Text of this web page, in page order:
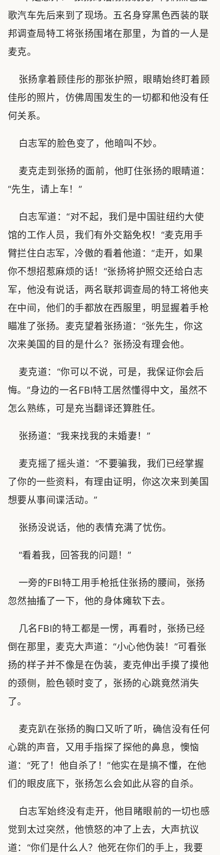
歌汽车先后来到了现场。五名身穿黑色西装的联
邦调查局特工将张扬围堵在那里，为首的一人是
麦克。
张扬拿着顾佳彤的那张护照，眼睛始终盯着顾
佳彤的照片，仿佛周围发生的一切都和他没有任
何关系。
白志军的脸色变了，他暗叫不妙。
麦克走到张扬的面前，他盯住张扬的眼睛道：
“先生，请上车！”
白志军道：“对不起，我们是中国驻纽约大使
馆的工作人员，我们有外交豁免权！“麦克用手
臂拦住白志军，冷傲的看着他道：“走开，如果
你不想招惹麻烦的话！“张扬将护照交还给白志
军，他没有说话，两名联邦调查局的特工将他夹
在中间，他们的手都放在西服里，明显握着手枪
瞄准了张扬。麦克望着张扬道：“张先生，你这
次来美国的目的是什么？张扬没有理会他。
麦克道：“你可以不说，可是，我保证你会后
悔。”身边的一名FBI特工居然懂得中文，虽然不
怎么熟练，可是充当翻译还算胜任。
张扬道：“我来找我的未婚妻！”
麦克摇了摇头道：“不要骗我，我们已经掌握
了你的一些资料，有理由证明，你这次来到美国
想要从事间谍活动。”
张扬没说话，他的表情充满了忧伤。
“看着我，回答我的问题！”
一旁的FBI特工用手枪抵住张扬的腰间，张扬
忽然抽搐了一下，他的身体瘫软下去。
几名FBI的特工都是一愣，再看时，张扬已经
倒在那里，麦克大声道：“小心他伪装！”可看张
扬的样子并不像是在伪装，麦克伸出手摸了摸他
的颈侧，脸色顿时变了，张扬的心跳竟然消失
了。
麦克趴在张扬的胸口又听了听，确信没有任何
心跳的声音，又用手指探了探他的鼻息，懊恼
道：“死了！他自杀了！”他实在是搞不懂，在他
们的眼皮底下，张扬怎么会如此从容的自杀。
白志军始终没有走开，他目睹眼前的一切也感
觉到太过突然，他愤怒的冲了上去，大声抗议
道：“你们是什么人？他死在你们的手上，我要